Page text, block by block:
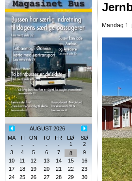
AUGUST 2026
MA
TI ON TO FR LØ
SØ
-
- - - - 1
2
3
4 5 6 7 8
9
10
11 12 13 14 15
16
17
18 19 20 21 22
23
24
25 26 27 28 29
30
Mandag